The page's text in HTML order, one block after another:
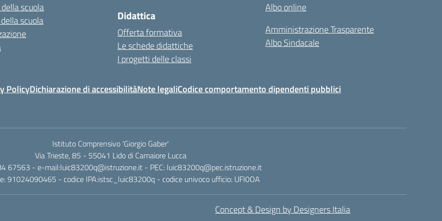
scuola
scuola
Didattica
Offerta formativa
Le schede didattiche
I progetti delle classi
Albo online
Amministrazione Trasparente
Albo Sindacale
PolicyDichiarazione di accessibilitàNote legaliCodice comportamento dipendenti pubblici
Istituto Comprensivo 'Giorgio Gaber'
Via Trieste, 85 - 55041 Lido di Camaiore Lucca
67563 - e-mail:luic83200q@istruzione.it - PEC: luic83200q@pec.istruzione.it
91024090465 - codice IPA:istsc_luic83200q - codice univoco ufficio: UFI0OA
Concept & Design by Designers Italia